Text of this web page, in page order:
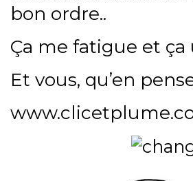
bon ordre..
Ça me fatigue et
Et vous, qu’en